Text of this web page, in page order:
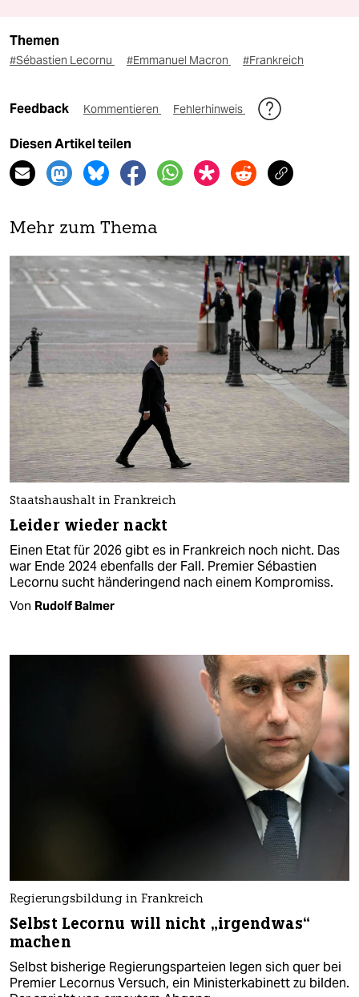
Themen
#Sébastien Lecornu #Emmanuel Macron #Frankreich
Feedback Kommentieren Fehlerhinweis
Diesen Artikel teilen
Mehr zum Thema
Staatshaushalt in Frankreich
Leider wieder nackt
Einen Etat für 2026 gibt es in Frankreich noch nicht. Das
war Ende 2024 ebenfalls der Fall. Premier Sébastien
Lecornu sucht händeringend nach einem Kompromiss.
Von Rudolf Balmer
Regierungsbildung in Frankreich
Selbst Lecornu will nicht „irgendwas“
machen
Selbst bisherige Regierungsparteien legen sich quer bei
Premier Lecornus Versuch, ein Ministerkabinett zu bilden.